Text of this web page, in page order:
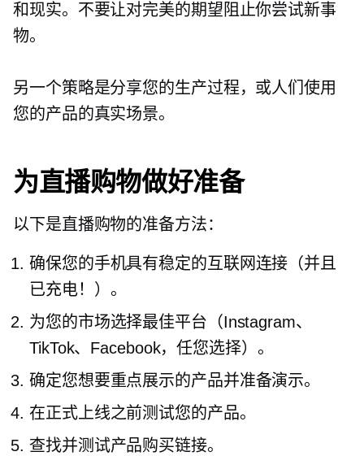
和现实。不要让对完美的期望阻止你尝试新事
物。
另一个策略是分享您的生产过程，或人们使用
您的产品的真实场景。
为直播购物做好准备
以下是直播购物的准备方法：
确保您的手机具有稳定的互联网连接（并且
已充电！）。
为您的市场选择最佳平台（Instagram、
TikTok、Facebook，任您选择）。
确定您想要重点展示的产品并准备演示。
在正式上线之前测试您的产品。
查找并测试产品购买链接。